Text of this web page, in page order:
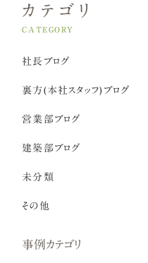
カテゴリ
CATEGORY
社長ブログ
裏方(本社スタッフ)ブログ
営業部ブログ
建築部ブログ
未分類
その他
事例カテゴリ